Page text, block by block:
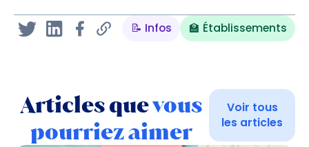
📝 Infos 🏫 Établissements
Articles quevous
pourriez aimer
Voir tous
les articles